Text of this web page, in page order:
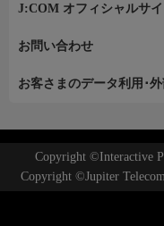
J:COM オフィシャルサイ
お問い合わせ
お客さまのデータ利用･
Copyright ©Interactive
Copyright ©Jupiter